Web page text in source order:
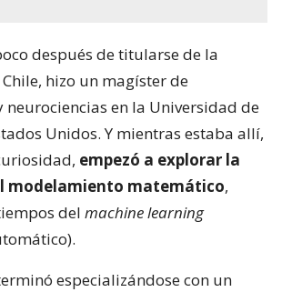
después de titularse de la
hizo un magíster de
en la Universidad de
Unidos. Y mientras estaba allí,
empezó a explorar la
modelamiento matemático,
del machine learning
especializándose con un